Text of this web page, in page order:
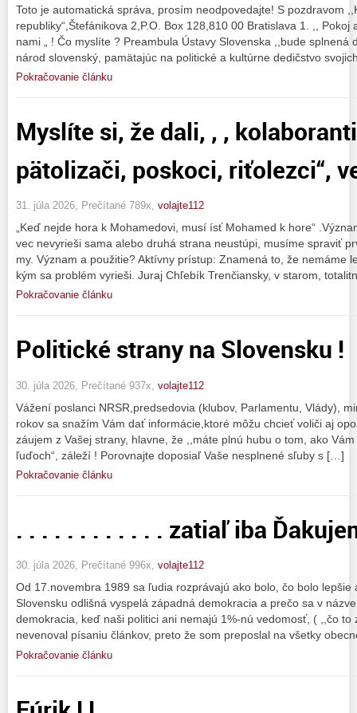
Toto je automatická správa, prosím neodpovedajte! S pozdravom
republiky“,Štefánikova 2,P.O. Box 128,810 00 Bratislava 1. ,,
nami „ ! Čo myslíte ? Preambula Ústavy Slovenska ,,bude splnená
národ slovenský, pamätajúc na politické a kultúrne dedičstvo
Pokračovanie článku
Myslíte si, že dali, , ,
pätolizači, poskoci, riťolezci“,
31. júla 2026, Prečítané 789x, volajte112
„Keď nejde hora k Mohamedovi, musí ísť Mohamed k hore“
vec nevyrieši sama alebo druhá strana neustúpi, musíme spraviť
my. Význam a použitie? Aktívny prístup: Znamená to, že nemáme
kým sa problém vyrieši. Juraj Chľebík Trenčiansky, v starom,
Pokračovanie článku
Politické strany na Slovensku !
30. júla 2026, Prečítané 937x, volajte112
Vážení poslanci NRSR,predsedovia (klubov, Parlamentu, Vlády),
rokov sa snažím Vám dať informácie,ktoré môžu chcieť voliči aj
záujem z Vašej strany, hlavne, že ,,máte plnú hubu o tom, ako
ľuďoch“, záleží ! Porovnajte doposiaľ Vaše nesplnené sľuby s […]
Pokračovanie článku
. . . . . . . . . . . . zatiaľ iba
30. júla 2026, Prečítané 996x, volajte112
Od 17.novembra 1989 sa ľudia rozprávajú ako bolo, čo bolo lepšie
Slovensku odlišná vyspelá západná demokracia a prečo sa v
demokracia, keď naši politici ani nemajú 1%-nú vedomosť, ( ,,čo to
nevenoval písaniu článkov, preto že som preposlal na všetky
Pokračovanie článku